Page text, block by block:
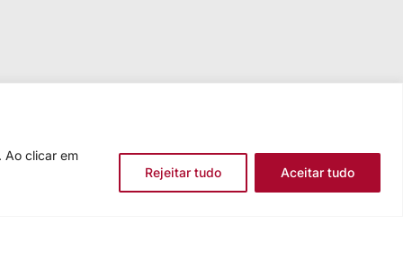
Ao clicar em
Rejeitar tudo Aceitar tudo